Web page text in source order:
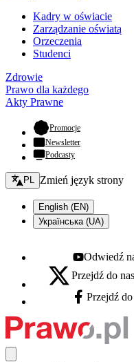
Kadry w oświacie
Zarządzanie oświatą
Orzeczenia
Studenci
Zdrowie
Prawo dla każdego
Akty Prawne
Promocje- otwiera się w
Newsletter
Podcasty
Zmień język - bieżący:
PL Zmień język strony
English (EN)
Українська (UA)
Youtube - otwiera
Odwiedź
X - otwiera się w nowej
Przejdź do
Facebook -
Przejdź